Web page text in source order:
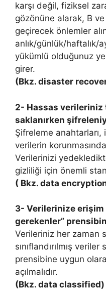
karşı değil, fiziksel
gözönüne alarak, B ve
geçirecek önlemler
anlık/günlük/haftalık/
yükümlü olduğunuz
girer.
(Bkz. disaster
2- Hassas verileriniz
saklanırken
Şifreleme
verilerin
Verilerinizi
gizliliği için önemli
( Bkz. data
3- Verilerinize erişim
gerekenler”
Verileriniz her zaman
sınıflandırılmış
prensibine uygun
açılmalıdır.
(Bkz. data classified)